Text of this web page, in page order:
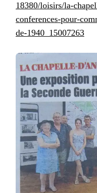
18380/loisirs/la-
conferences-pour-
de-1940_15007263